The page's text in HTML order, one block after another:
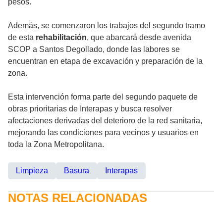
Además, se comenzaron los trabajos del segundo tramo
de esta rehabilitación, que abarcará desde avenida
SCOP a Santos Degollado, donde las labores se
encuentran en etapa de excavación y preparación de la
zona.
Esta intervención forma parte del segundo paquete de
obras prioritarias de Interapas y busca resolver
afectaciones derivadas del deterioro de la red sanitaria,
mejorando las condiciones para vecinos y usuarios en
toda la Zona Metropolitana.
Limpieza Basura Interapas
NOTAS RELACIONADAS